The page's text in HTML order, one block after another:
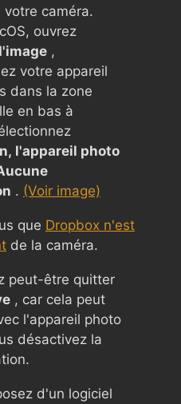
votre caméra.
ouvrez
,
votre appareil
dans la zone
en bas à
l'appareil photo
. (Voir image)
que Dropbox n'est
de la caméra.
peut-être quitter
, car cela peut
l'appareil photo
désactivez la
d'un logiciel